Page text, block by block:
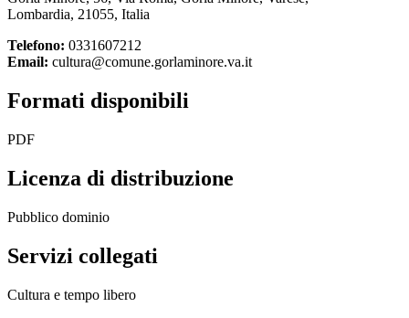
Lombardia, 21055, Italia
Telefono: 0331607212
Email: cultura@comune.gorlaminore.va.it
Formati disponibili
PDF
Licenza di distribuzione
Pubblico dominio
Servizi collegati
Cultura e tempo libero